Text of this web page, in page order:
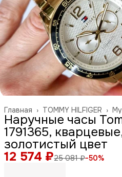
TOMMY HILFIGER ›
Главная ›
Наручные часы
1791365,
золотистый цвет
12 574 ₽25 081 ₽−50%